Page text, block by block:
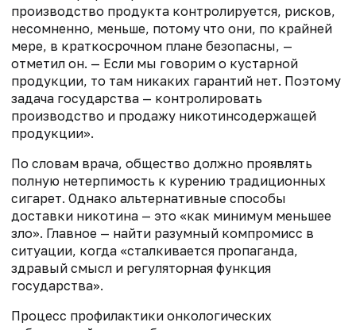
производство продукта контролируется, рисков,
несомненно, меньше, потому что они, по крайней
мере, в краткосрочном плане безопасны, —
отметил он. — Если мы говорим о кустарной
продукции, то там никаких гарантий нет. Поэтому
задача государства — контролировать
производство и продажу никотинсодержащей
продукции».
По словам врача, общество должно проявлять
полную нетерпимость к курению традиционных
сигарет. Однако альтернативные способы
доставки никотина — это «как минимум меньшее
зло». Главное — найти разумный компромисс в
ситуации, когда «сталкивается пропаганда,
здравый смысл и регуляторная функция
государства».
Процесс профилактики онкологических